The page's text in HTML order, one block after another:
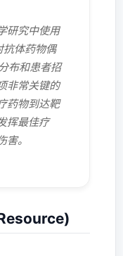
研究中使用
体药物偶
布和患者招
非常关键的
药物到达靶
挥最佳疗
。